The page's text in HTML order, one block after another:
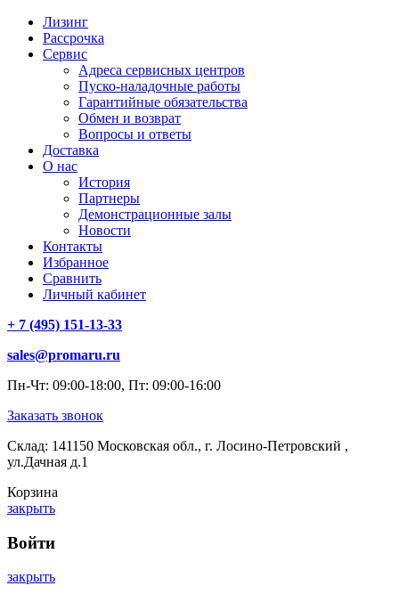
Лизинг
Рассрочка
Сервис
Адреса сервисных центров
Пуско-наладочные работы
Гарантийные обязательства
Обмен и возврат
Вопросы и ответы
Доставка
О нас
История
Партнеры
Демонстрационные залы
Новости
Контакты
Избранное
Сравнить
Личный кабинет
+ 7 (495) 151-13-33
sales@promaru.ru
Пн-Чт: 09:00-18:00, Пт: 09:00-16:00
Заказать звонок
Склад: 141150 Московская обл., г. Лосино-Петровский ,
ул.Дачная д.1
Корзина
закрыть
Войти
закрыть